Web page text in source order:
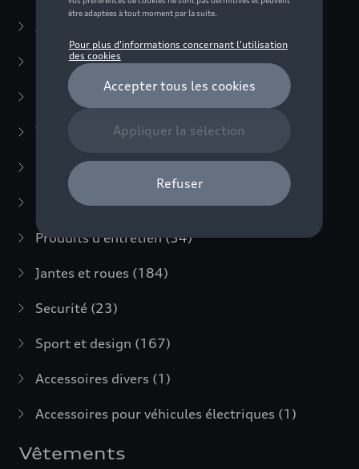
Accessoires d'hiver
Packs(38)
E-mobilité
Transport (94)
Confort et protection
Multimédia(14)
Produits d'entretien(54)
Jantes et roues (184)
Securité (23)
Sport et design (167)
Accessoires divers (1)
Accessoires pour véhicules électriques (1)
Vêtements